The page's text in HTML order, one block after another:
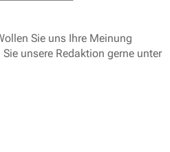
Sie uns Ihre Meinung
unsere Redaktion gerne unter